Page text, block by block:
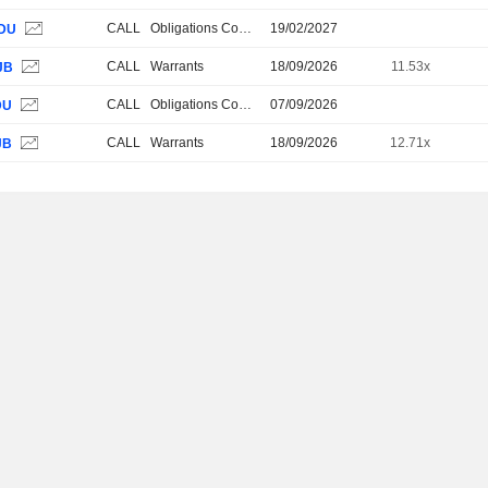
CALL Obligations Convertibles 19/02/2027
CALL Warrants 18/09/2026 11.53x
CALL Obligations Convertibles 07/09/2026
CALL Warrants 18/09/2026 12.71x